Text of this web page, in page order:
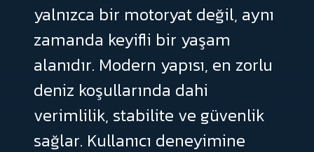
yalnızca bir motoryat değil, aynı
zamanda keyifli bir yaşam
alanıdır. Modern yapısı, en zorlu
deniz koşullarında dahi
verimlilik, stabilite ve güvenlik
sağlar. Kullanıcı deneyimine